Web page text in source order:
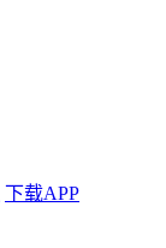
下载APP